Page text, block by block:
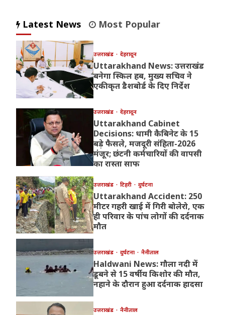
Latest News Most Popular
उत्तराखंड देहरादून
Uttarakhand News: उत्तराखंड
बनेगा स्किल हब, मुख्य सचिव ने
एकीकृत डैशबोर्ड के दिए निर्देश
उत्तराखंड देहरादून
Uttarakhand Cabinet
Decisions: धामी कैबिनेट के 15
बड़े फैसले, मजदूरी संहिता-2026
मंजूर; छंटनी कर्मचारियों की वापसी
का रास्ता साफ
उत्तराखंड टिहरी दुर्घटना
Uttarakhand Accident: 250
मीटर गहरी खाई में गिरी बोलेरो, एक
ही परिवार के पांच लोगों की दर्दनाक
मौत
उत्तराखंड दुर्घटना नैनीताल
Haldwani News: गौला नदी में
डूबने से 15 वर्षीय किशोर की मौत,
नहाने के दौरान हुआ दर्दनाक हादसा
उत्तराखंड नैनीताल